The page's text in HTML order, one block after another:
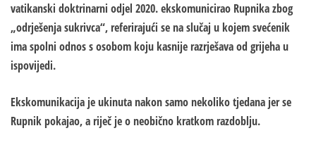
vatikanski doktrinarni odjel 2020. ekskomunicirao Rupnika zbog
„odrješenja sukrivca“, referirajući se na slučaj u kojem svećenik
ima spolni odnos s osobom koju kasnije razrješava od grijeha u
ispovijedi.
Ekskomunikacija je ukinuta nakon samo nekoliko tjedana jer se
Rupnik pokajao, a riječ je o neobično kratkom razdoblju.